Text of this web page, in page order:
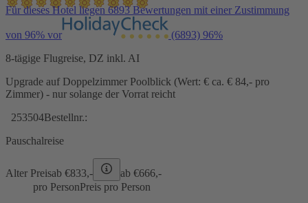
Für dieses Hotel liegen 6893 Bewertungen mit einer Zustimmung
von 96% vor (6893) 96%
8-tägige Flugreise, DZ inkl. AI
Upgrade auf Doppelzimmer Poolblick (Wert: € ca. € 84,- pro
Zimmer) - nur solange der Vorrat reicht
253504Bestellnr.:
Pauschalreise
Alter Preisab €833,- ab €666,-
pro PersonPreis pro Person